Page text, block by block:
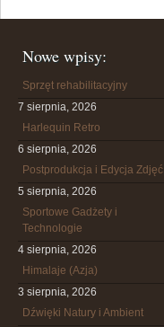
Nowe wpisy:
Sprzęt rehabilitacyjny
7 sierpnia, 2026
Harlequin Retro
6 sierpnia, 2026
Postprodukcja i Edycja Zdjęć
5 sierpnia, 2026
Sportowe Gadżety i
Technologie
4 sierpnia, 2026
Himalaje (Azja)
3 sierpnia, 2026
Dźwięki Natury i Ambient